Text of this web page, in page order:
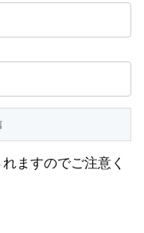
ますのでご注意く